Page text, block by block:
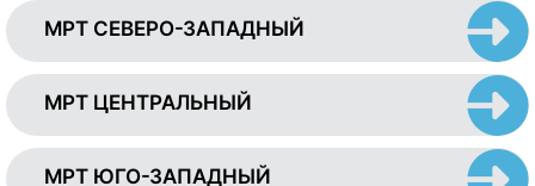
МРТ СЕВЕРО-ЗАПАДНЫЙ
МРТ ЦЕНТРАЛЬНЫЙ
МРТ ЮГО-ЗАПАДНЫЙ